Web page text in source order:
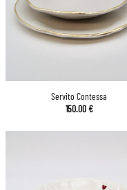
Servito Contessa
150.00€